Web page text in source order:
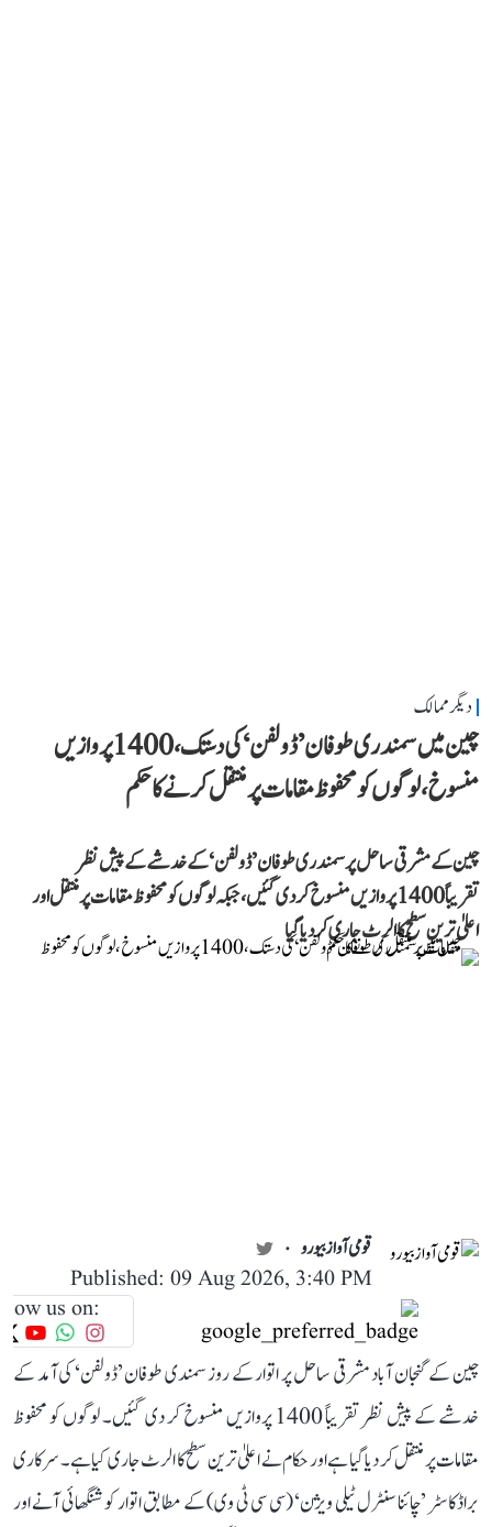
دیگر ممالک
چین میں سمندری طوفان ’ڈولفن‘ کی دستک، 1400 پروازیں
منسوخ، لوگوں کو محفوظ مقامات پر منتقل کرنے کا حکم
چین کے مشرقی ساحل پر سمندری طوفان ’ڈولفن‘ کے خدشے کے پیش نظر
تقریباً 1400 پروازیں منسوخ کر دی گئیں، جبکہ لوگوں کو محفوظ مقامات پر منتقل اور
اعلیٰ ترین سطح کا الرٹ جاری کر دیا گیا
قومی آواز بیورو
Published: 09 Aug 2026, 3:40 PM
us on:
چین کے گنجان آباد مشرقی ساحل پر اتوار کے روز سمندی طوفان ’ڈولفن‘ کی آمد کے
خدشے کے پیش نظر تقریباً 1400 پروازیں منسوخ کر دی گئیں۔ لوگوں کو محفوظ
مقامات پر منتقل کر دیا گیا ہے اور حکام نے اعلیٰ ترین سطح کا الرٹ جاری کیا ہے۔ سرکاری
براڈکاسٹر ’چائنا سنٹرل ٹیلی ویژن‘ (سی سی ٹی وی) کے مطابق اتوار کو شنگھائی آنے اور